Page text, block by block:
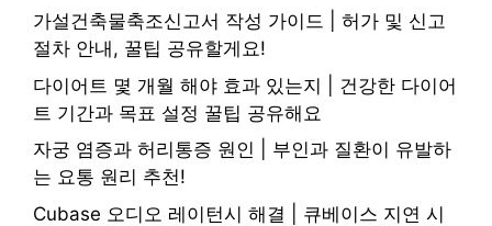
가설건축물축조신고서 작성 가이드 | 허가 및 신고
절차 안내, 꿀팁 공유할게요!
다이어트 몇 개월 해야 효과 있는지 | 건강한 다이어
트 기간과 목표 설정 꿀팁 공유해요
자궁 염증과 허리통증 원인 | 부인과 질환이 유발하
는 요통 원리 추천!
Cubase 오디오 레이턴시 해결 | 큐베이스 지연 시